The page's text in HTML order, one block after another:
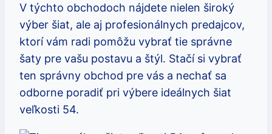
V týchto obchodoch nájdete nielen široký
výber šiat, ale aj profesionálnych predajcov,
ktorí vám radi pomôžu vybrať tie správne
šaty pre vašu postavu a štýl. Stačí si vybrať
ten správny obchod pre vás a nechať sa
odborne poradiť pri výbere ideálnych šiat
veľkosti 54.